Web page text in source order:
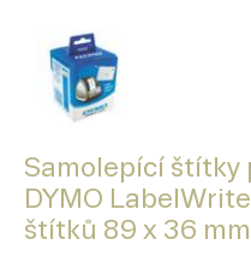
Samolepící štítky
DYMO
štítků 89 x 36